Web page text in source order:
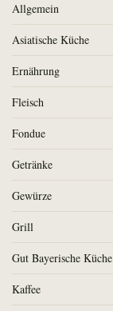
Allgemein
Asiatische Küche
Ernährung
Fleisch
Fondue
Getränke
Gewürze
Grill
Gut Bayerische Küche
Kaffee